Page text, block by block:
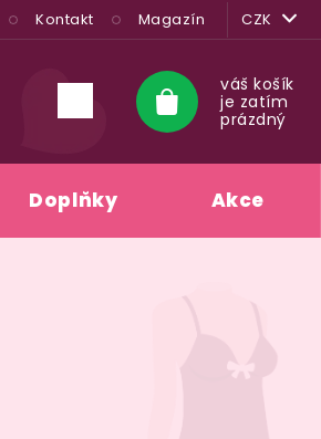
Kontakt Magazín CZK
Nákupní
košík
váš košík
je zatím
prázdný
Doplňky Akce